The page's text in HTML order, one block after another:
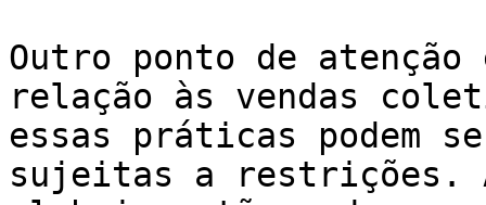
Outro ponto de
relação às vendas
essas práticas podem
sujeitas a restrições.